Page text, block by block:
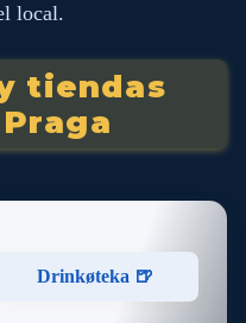
local.
tiendas
Drinkøteka 🍺